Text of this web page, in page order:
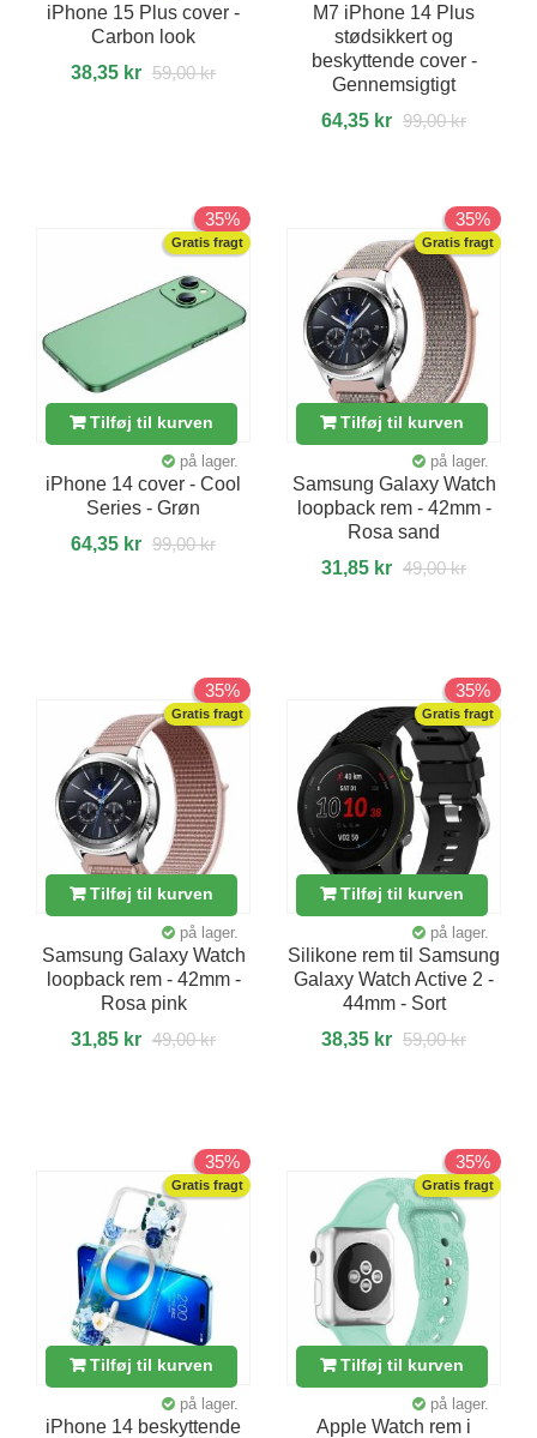
iPhone 15 Plus cover -
Carbon look
38,35 kr 59,00 kr
M7 iPhone 14 Plus
stødsikkert og
beskyttende cover -
Gennemsigtigt
64,35 kr 99,00 kr
35%
Gratis fragt
Tilføj til kurven
på lager.
iPhone 14 cover - Cool
Series - Grøn
64,35 kr 99,00 kr
35%
Gratis fragt
Tilføj til kurven
på lager.
Samsung Galaxy Watch
loopback rem - 42mm -
Rosa sand
31,85 kr 49,00 kr
35%
Gratis fragt
Tilføj til kurven
på lager.
Samsung Galaxy Watch
loopback rem - 42mm -
Rosa pink
31,85 kr 49,00 kr
35%
Gratis fragt
Tilføj til kurven
på lager.
Silikone rem til Samsung
Galaxy Watch Active 2 -
44mm - Sort
38,35 kr 59,00 kr
35%
Gratis fragt
Tilføj til kurven
på lager.
iPhone 14 beskyttende
35%
Gratis fragt
Tilføj til kurven
på lager.
Apple Watch rem i